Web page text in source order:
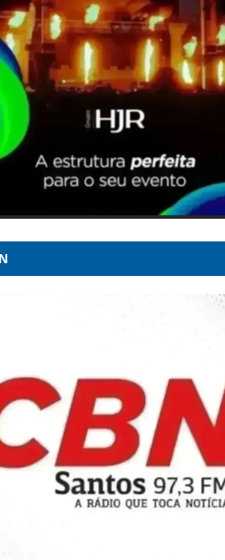
a tiros em escola na Tailândia deixa
cinco mortos - CNN Brasil
deve se reunir com presidente do
nesta sexta em SP - CNN
da lei Maria da Penha: Veja
do STJ e STF - Migalhas
Zema declara patrimônio de R$ 178
ao TSE; veja os bens do candidato -
atinge galpão de fábrica de
bomba: RS tem um morto, cinco
com danos - CNN Brasil